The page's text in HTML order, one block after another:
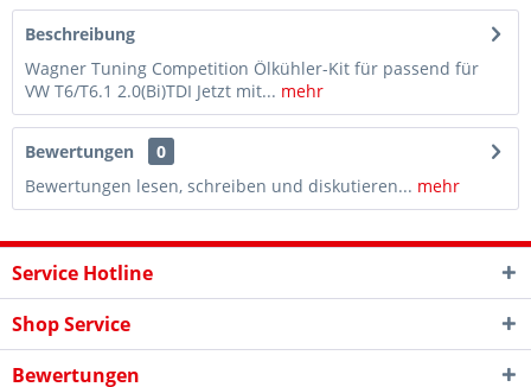
Beschreibung
Wagner Tuning Competition Ölkühler-Kit für passend für
VW T6/T6.1 2.0(Bi)TDI Jetzt mit... mehr
Bewertungen
0
Bewertungen lesen, schreiben und diskutieren... mehr
Service Hotline
Shop Service
Bewertungen